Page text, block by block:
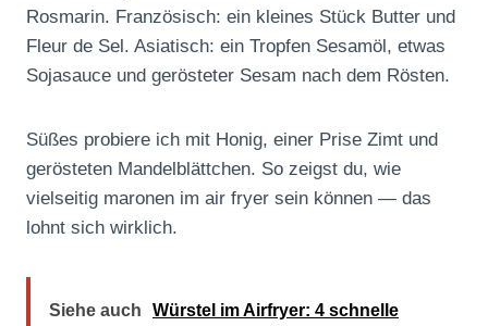
Rosmarin. Französisch: ein kleines Stück Butter und
Fleur de Sel. Asiatisch: ein Tropfen Sesamöl, etwas
Sojasauce und gerösteter Sesam nach dem Rösten.
Süßes probiere ich mit Honig, einer Prise Zimt und
gerösteten Mandelblättchen. So zeigst du, wie
vielseitig maronen im air fryer sein können — das
lohnt sich wirklich.
Siehe auch
Würstel im Airfryer: 4 schnelle